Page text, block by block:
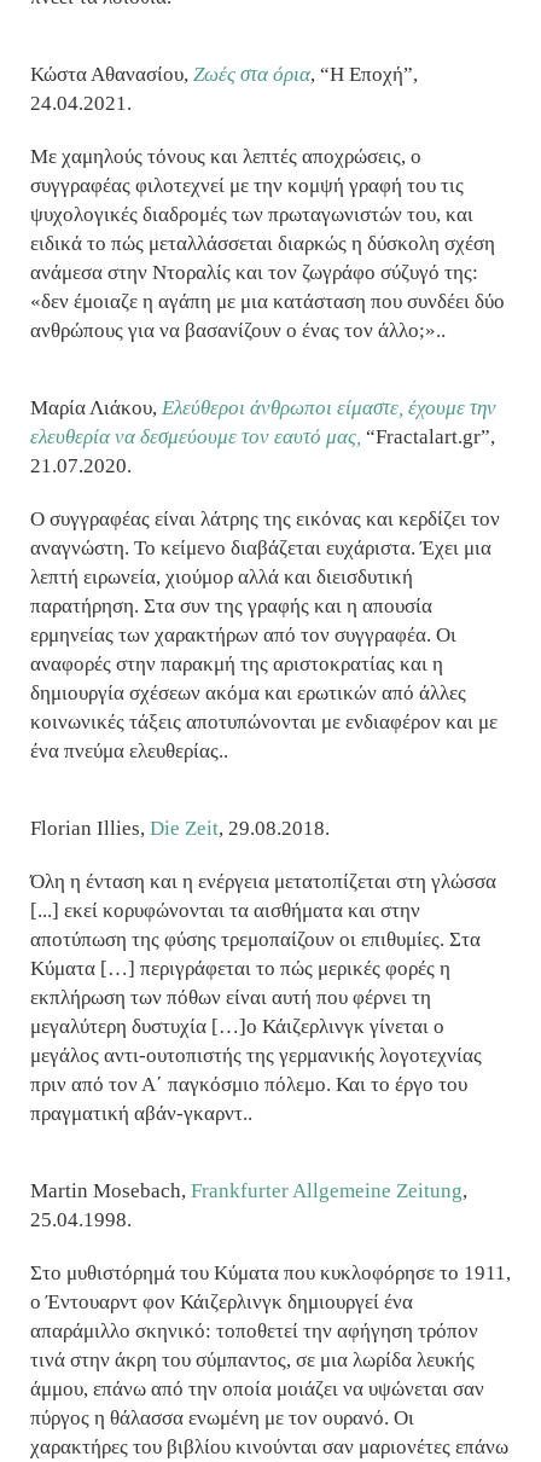
Κώστα Αθανασίου, Ζωές στα όρια, “Η Εποχή”,
24.04.2021.
Με χαμηλούς τόνους και λεπτές αποχρώσεις, ο
συγγραφέας φιλοτεχνεί με την κομψή γραφή του τις
ψυχολογικές διαδρομές των πρωταγωνιστών του, και
ειδικά το πώς μεταλλάσσεται διαρκώς η δύσκολη σχέση
ανάμεσα στην Ντοραλίς και τον ζωγράφο σύζυγό της:
«δεν έμοιαζε η αγάπη με μια κατάσταση που συνδέει δύο
ανθρώπους για να βασανίζουν ο ένας τον άλλο;»..
Μαρία Λιάκου, Ελεύθεροι άνθρωποι είμαστε, έχουμε την
ελευθερία να δεσμεύουμε τον εαυτό μας, “Fractalart.gr”,
21.07.2020.
Ο συγγραφέας είναι λάτρης της εικόνας και κερδίζει τον
αναγνώστη. Το κείμενο διαβάζεται ευχάριστα. Έχει μια
λεπτή ειρωνεία, χιούμορ αλλά και διεισδυτική
παρατήρηση. Στα συν της γραφής και η απουσία
ερμηνείας των χαρακτήρων από τον συγγραφέα. Οι
αναφορές στην παρακμή της αριστοκρατίας και η
δημιουργία σχέσεων ακόμα και ερωτικών από άλλες
κοινωνικές τάξεις αποτυπώνονται με ενδιαφέρον και με
ένα πνεύμα ελευθερίας..
Florian Illies, Die Zeit, 29.08.2018.
Όλη η ένταση και η ενέργεια μετατοπίζεται στη γλώσσα
[...] εκεί κορυφώνονται τα αισθήματα και στην
αποτύπωση της φύσης τρεμοπαίζουν οι επιθυμίες. Στα
Κύματα […] περιγράφεται το πώς μερικές φορές η
εκπλήρωση των πόθων είναι αυτή που φέρνει τη
μεγαλύτερη δυστυχία […]ο Κάιζερλινγκ γίνεται ο
μεγάλος αντι-ουτοπιστής της γερμανικής λογοτεχνίας
πριν από τον Α΄ παγκόσμιο πόλεμο. Και το έργο του
πραγματική αβάν-γκαρντ..
Martin Mosebach, Frankfurter Allgemeine Zeitung,
25.04.1998.
Στο μυθιστόρημά του Κύματα που κυκλοφόρησε το 1911,
ο Έντουαρντ φον Κάιζερλινγκ δημιουργεί ένα
απαράμιλλο σκηνικό: τοποθετεί την αφήγηση τρόπον
τινά στην άκρη του σύμπαντος, σε μια λωρίδα λευκής
άμμου, επάνω από την οποία μοιάζει να υψώνεται σαν
πύργος η θάλασσα ενωμένη με τον ουρανό. Οι
χαρακτήρες του βιβλίου κινούνται σαν μαριονέτες επάνω